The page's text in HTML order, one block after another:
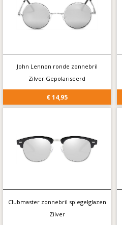
John Lennon ronde zonnebril
Zilver Gepolariseerd
€ 14,95
Clubmaster zonnebril spiegelglazen
Zilver